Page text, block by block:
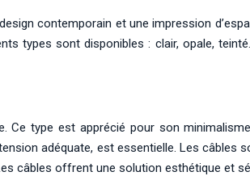
contemporain et une impression
types sont disponibles : clair, opale,
type est apprécié pour son
adéquate, est essentielle. Les
câbles offrent une solution esthétique et